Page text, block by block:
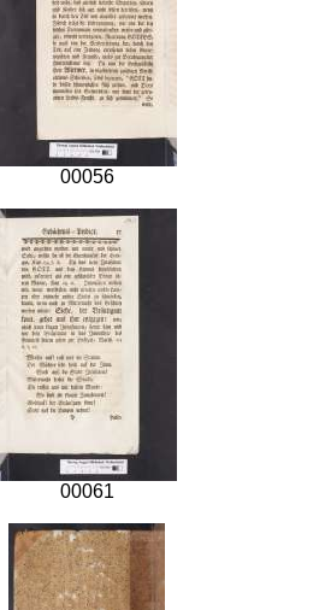
00056
00061